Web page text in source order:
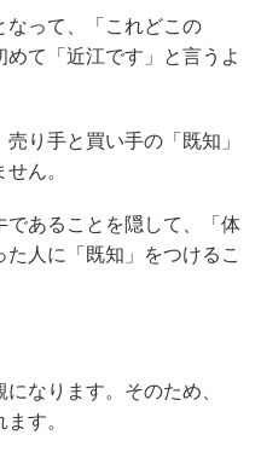
なって、「これどこの
て「近江です」と言うよ
り手と買い手の「既知」
ん。
であることを隠して、「体
人に「既知」をつけるこ
なります。そのため、
す。